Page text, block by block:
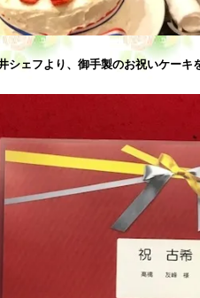
シェフより、御手製のお祝いケーキ